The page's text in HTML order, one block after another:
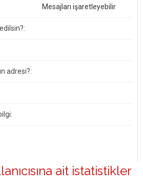
Mesajları işaretleyebilir
adresi?:
ait istatistikler